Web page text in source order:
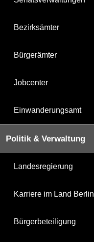
Bezirksämter
Bürgerämter
Jobcenter
Einwanderungsamt
Politik & Verwaltung
Landesregierung
Karriere im Land Berlin
Bürgerbeteiligung